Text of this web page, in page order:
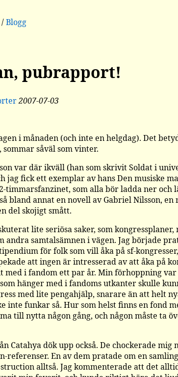
/Blogg
pubrapport!
2007-07-03
i månaden (och inte en helgdag). Det
sommar såväl som vinter.
var där ikväll (han som skrivit Soldat i
jag fick ett exemplar av hans Den musiske
timmarsfanzinet, som alla bör ladda ner och
bland annat en novell av Gabriel Nilsson, en
del skojigt smått.
lite seriösa saker, som
andra samtalsämnen i vägen. Jag började
för folk som vill åka på sf-
att ingen är intresserad av att åka på
med i fandom ett par år. Min förhoppning
hänger med i fandoms utkanter skulle
med lite pengahjälp, snarare än att helt
inte funkar så. Hur som helst finns en fond
till nytta någon gång, och någon måste ta
Catahya dök upp också. De chockerade mig
referenser. En av dem pratade om en
alltså. Jag kommenterade att det